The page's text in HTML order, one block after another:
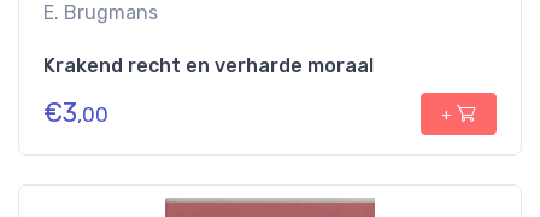
E. Brugmans
Krakend recht en verharde moraal
€3,00 +